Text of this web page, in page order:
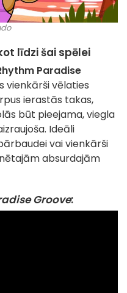
līdzi šai spēlei
Paradise
vienkārši vēlaties
ierastās takas,
būt pieejama, viegla
Ideāli
vai vienkārši
absurdajām
Groove: